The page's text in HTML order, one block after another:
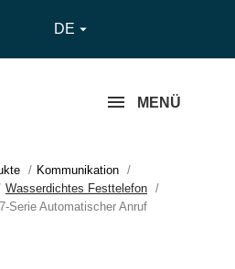
DE 
MENÜ
Kommunikation
Wasserdichtes Festtelefon
Serie Automatischer Anruf